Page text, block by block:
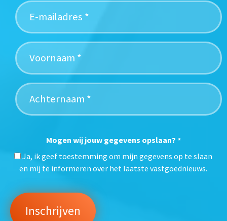
Mogen wij jouw gegevens opslaan? *
Ja, ik geef toestemming om mijn gegevens op te slaan
en mij te informeren over het laatste vastgoednieuws.